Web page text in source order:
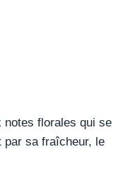
notes florales qui se
par sa fraîcheur, le